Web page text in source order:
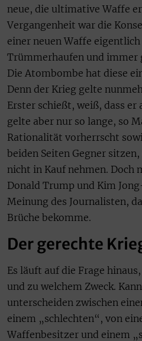
neue, die ultimative Waffe
Vergangenheit war die
einer neuen Waffe
Trümmerhaufen und immer
Die Atombombe hat diese
Denn der Krieg gelte
Erster schießt, weiß, dass
gelte aber nur so lange, so
Rationalität vorherrscht
beiden Seiten Gegner
nicht in Kauf nehmen. Doch
Donald Trump und Kim
Meinung des Journalisten,
Brüche bekomme.
Der gerechte
Es läuft auf die Frage
und zu welchem Zweck.
unterscheiden zwischen
einem „schlechten“, von
Waffenbesitzer und einem